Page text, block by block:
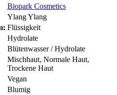
Biopark Cosmetics
Ylang Ylang
Flüssigkeit
Hydrolate
Blütenwasser / Hydrolate
Mischhaut, Normale Haut,
Trockene Haut
Vegan
Blumig